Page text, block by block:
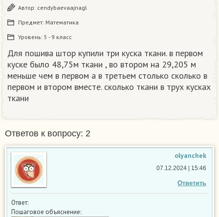
Автор: cendybaevaajnagl
Предмет: Математика
Уровень: 5 - 9 класс
Для пошива штор купили три куска ткани. в первом
куске было 48,75м ткани , во втором на 29,205 м
меньше чем в первом а в третьем столько сколько в
первом и втором вместе. сколько ткани в трух кусках
ткани
Ответов к вопросу: 2
olyanchek
Ответить
07.12.2024 | 15:46
Ответ:
Пошаговое объяснение: